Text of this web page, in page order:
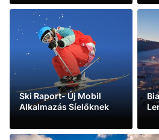
See more
Ski Raport- Új Mobil
Alkalmazás Síelőknek
See more